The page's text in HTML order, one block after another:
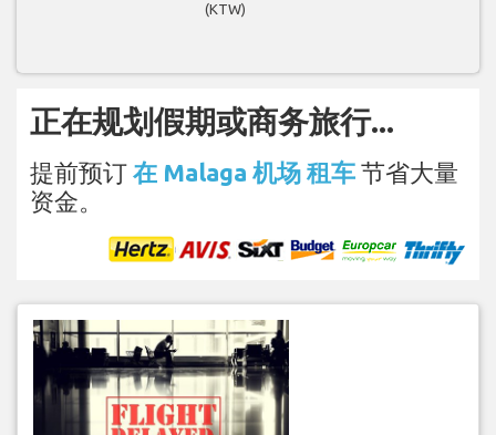
(KTW)
正在规划假期或商务旅行...
提前预订 在 Malaga 机场 租车 节省大量
资金。